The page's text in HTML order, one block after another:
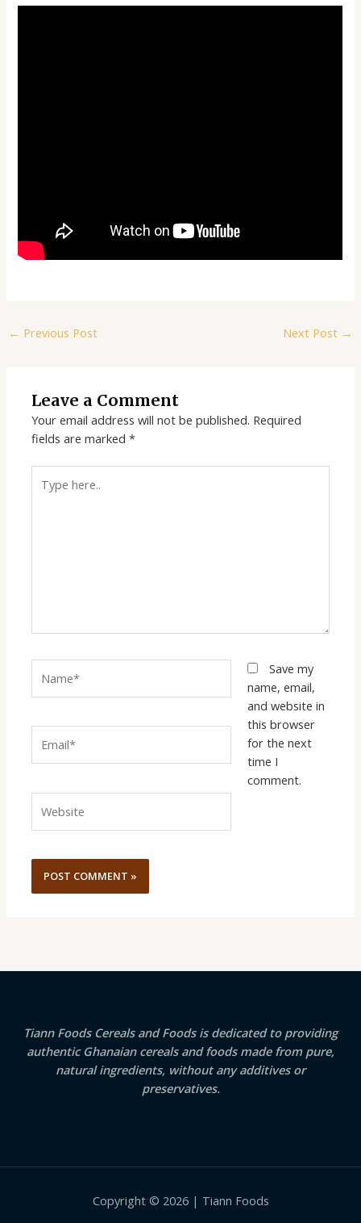
← Previous Post Next Post →
Leave a Comment
Your email address will not be published. Required
fields are marked*
here..
Save my
name, email,
and website in
this browser
for the next
time I
comment.
Tiann Foods Cereals and Foods is dedicated to providing
authentic Ghanaian cereals and foods made from pure,
natural ingredients, without any additives or
preservatives.
Copyright © 2026 | Tiann Foods